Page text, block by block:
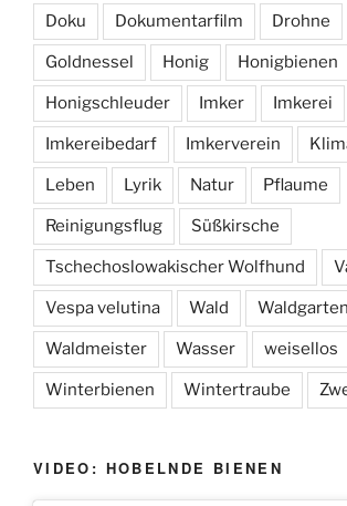
Doku Dokumentarfilm Drohne
Goldnessel Honig Honigbienen
Honigschleuder Imker Imkerei
Imkereibedarf Imkerverein
Leben Lyrik Natur Pflaume
Reinigungsflug Süßkirsche
Tschechoslowakischer Wolfhund
Vespa velutina Wald Waldgarten
Waldmeister Wasser weisellos
Winterbienen Wintertraube
VIDEO: HOBELNDE BIENEN